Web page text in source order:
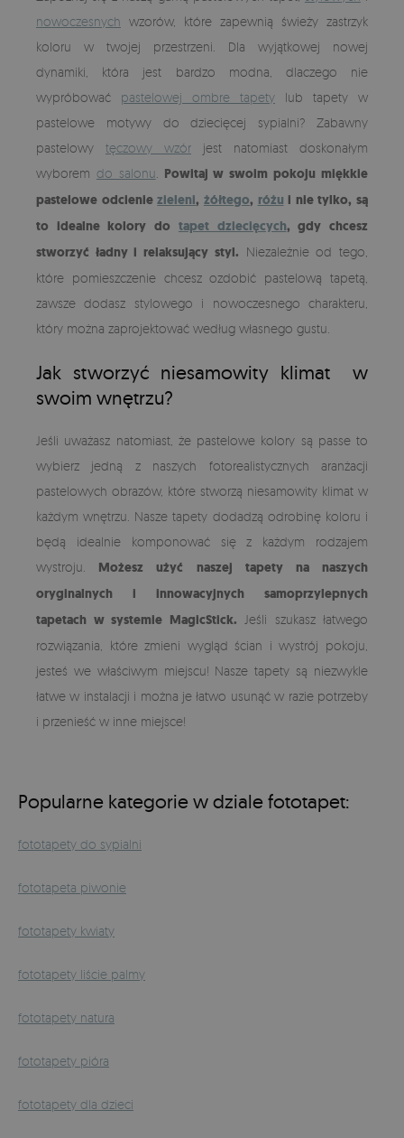
nowoczesnych wzorów, które zapewnią świeży zastrzyk
koloru w twojej przestrzeni. Dla wyjątkowej nowej
dynamiki, która jest bardzo modna, dlaczego nie
wypróbować pastelowej ombre tapety lub tapety w
pastelowe motywy do dziecięcej sypialni? Zabawny
pastelowy tęczowy wzór jest natomiast doskonałym
wyborem do salonu
Powitaj w swoim pokoju miękkie
pastelowe odcieniezieleni, żółtego, różu i nie tylko, są
to idealne kolory do tapet dziecięcych, gdy chcesz
stworzyć ładny i relaksujący styl. Niezależnie od tego,
które pomieszczenie chcesz ozdobić pastelową tapetą,
zawsze dodasz stylowego i nowoczesnego charakteru,
który można zaprojektować według własnego gustu.
Jak stworzyć niesamowity klimat w
swoim wnętrzu?
Jeśli uważasz natomiast, że pastelowe kolory są passe to
wybierz jedną z naszych fotorealistycznych aranżacji
pastelowych obrazów, które stworzą niesamowity klimat w
każdym wnętrzu. Nasze tapety dodadzą odrobinę koloru i
będą idealnie komponować się z każdym rodzajem
wystroju.
Możesz użyć naszej tapety na naszych
oryginalnych i innowacyjnych samoprzylepnych
tapetach w systemie MagicStick. Jeśli szukasz łatwego
rozwiązania, które zmieni wygląd ścian i wystrój pokoju,
jesteś we właściwym miejscu! Nasze tapety są niezwykle
łatwe w instalacji i można je łatwo usunąć w razie potrzeby
i przenieść w inne miejsce!
Popularne kategorie w dziale fototapet:
fototapety do sypialni
fototapeta piwonie
fototapety kwiaty
fototapety liście palmy
fototapety natura
fototapety pióra
fototapety dla dzieci